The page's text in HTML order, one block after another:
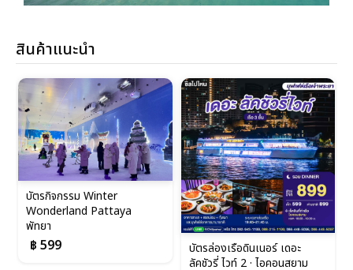
สินค้าแนะนำ
บัตรกิจกรรม Winter
Wonderland Pattaya
พัทยา
฿ 599
บัตรล่องเรือดินเนอร์ เดอะ
ลัคชัวรี่ ไวท์ 2 · ไอคอนสยาม